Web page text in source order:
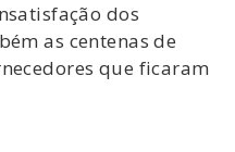
dos
as centenas de
que ficaram